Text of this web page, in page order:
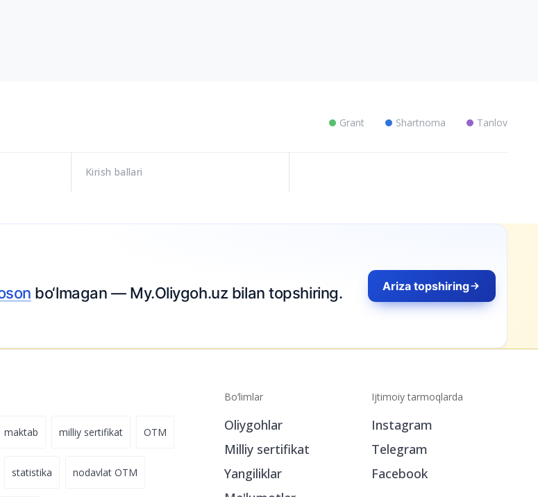
Grant Shartnoma Tanlov
Kirish ballari
bo‘lmagan — My.Oliygoh.uz bilan topshiring. Ariza topshiring
maktab milliy sertifikat OTM
statistika nodavlat OTM
Bo‘limlar
Oliygohlar
Milliy sertifikat
Yangiliklar
Ijtimoiy tarmoqlarda
Instagram
Telegram
Facebook